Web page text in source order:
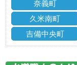
奈義町
久米南町
吉備中央町